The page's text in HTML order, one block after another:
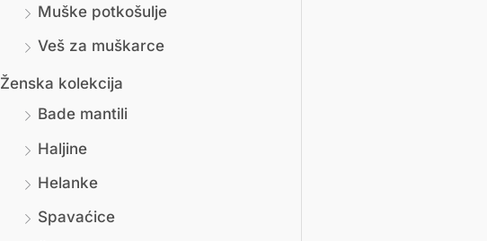
Muške potkošulje
Veš za muškarce
Ženska kolekcija
Bade mantili
Haljine
Helanke
Spavaćice